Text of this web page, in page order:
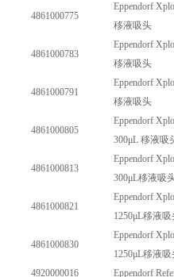
4861000775
Eppendorf
移液吸头
4861000783
Eppendorf
移液吸头
4861000791
Eppendorf
移液吸头
4861000805
Eppendorf
300μL 移液吸
4861000813
Eppendorf
300μL移液吸
4861000821
Eppendorf
1250μL移液吸
4861000830
Eppendorf
1250μL移液吸
4920000016
Eppendorf